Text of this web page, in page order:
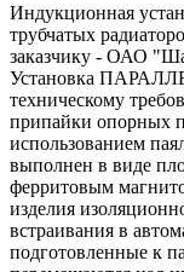
Индукционная
трубчатых
заказчику - ОАО
Установка
техническому
припайки опорных
использованием
выполнен в виде
ферритовым
изделия
встраивания в
подготовленные к